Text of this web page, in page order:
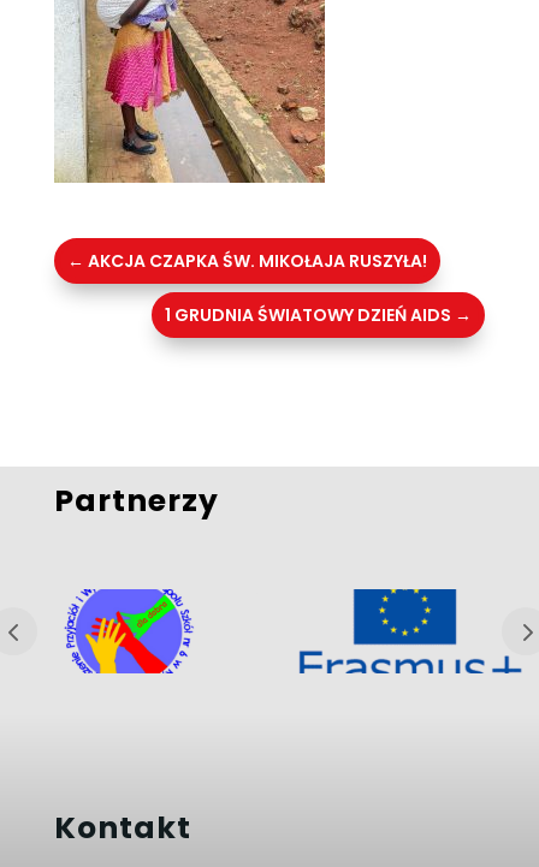
← AKCJA CZAPKA ŚW. MIKOŁAJA RUSZYŁA!
1 GRUDNIA ŚWIATOWY DZIEŃ AIDS →
Partnerzy
Kontakt